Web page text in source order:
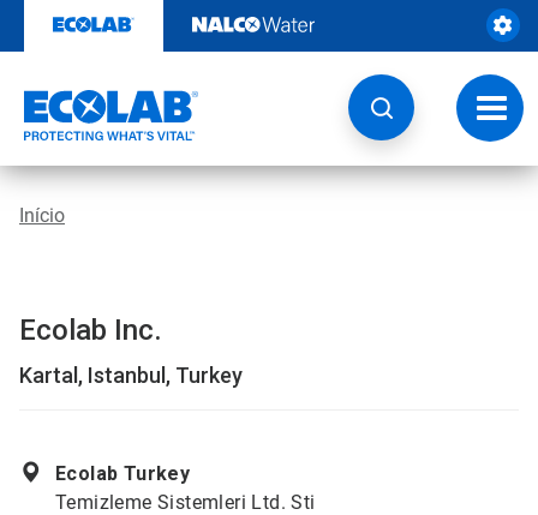
o
Início
Ecolab Inc.
Kartal, Istanbul, Turkey
Ecolab Turkey
Temizleme Sistemleri Ltd. Sti